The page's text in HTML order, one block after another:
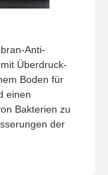
Anti-
Überdruck-
Boden für
einen
Bakterien zu
der